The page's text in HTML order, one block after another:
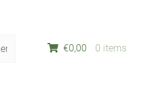
€0,00 0 items